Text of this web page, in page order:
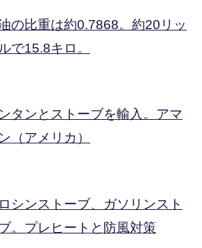
の比重は約0.7868。約20リッ
で15.8キロ。
タンとストーブを輸入。アマ
（アメリカ）
シンストーブ、ガソリンスト
。プレヒートと防風対策